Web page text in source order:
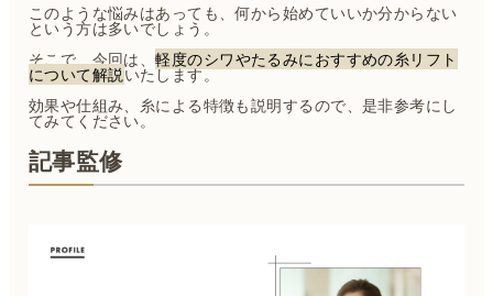
このような悩みはあっても、何から始めていいか分からない
という方は多いでしょう。
そこで、今回は、軽度のシワやたるみにおすすめの糸リフト
について解説いたします。
効果や仕組み、糸による特徴も説明するので、是非参考にし
てみてください。
記事監修